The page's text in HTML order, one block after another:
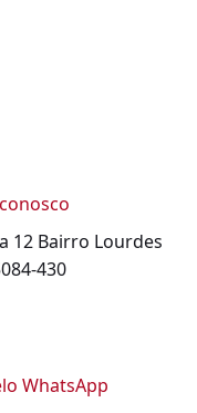
12 Bairro Lourdes
430
WhatsApp